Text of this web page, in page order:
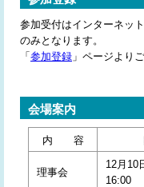
参加受付はインターネッ
のみとなります。
「参加登録 」ページより
会場案内
内 容
理事会
12月10
16:00